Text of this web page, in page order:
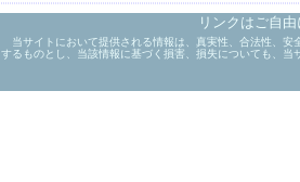
リンクはご自
当サイトにおいて提供される情報は、真実性、合法性、安
するものとし、当該情報に基づく損害、損失についても、当